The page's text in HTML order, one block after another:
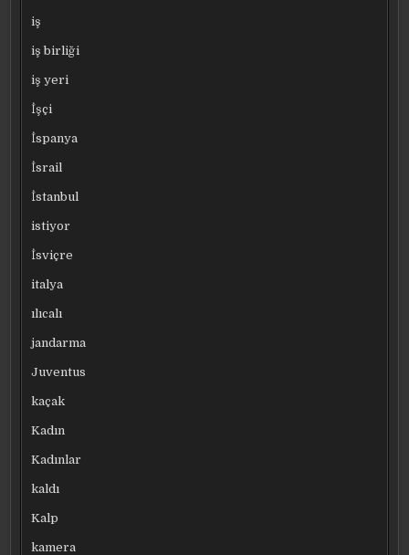
iş
iş birliği
iş yeri
İşçi
İspanya
İsrail
İstanbul
istiyor
İsviçre
italya
ılıcalı
jandarma
Juventus
kaçak
Kadın
Kadınlar
kaldı
Kalp
kamera